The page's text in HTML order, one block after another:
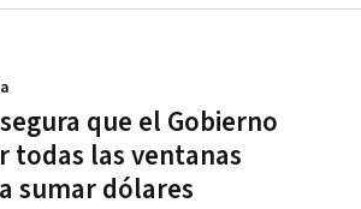
que el Gobierno
todas las ventanas
sumar dólares